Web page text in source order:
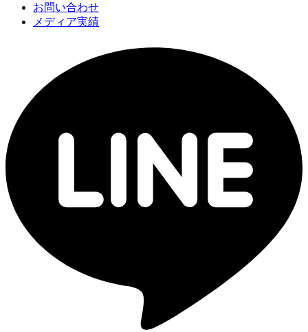
お問い合わせ
メディア実績